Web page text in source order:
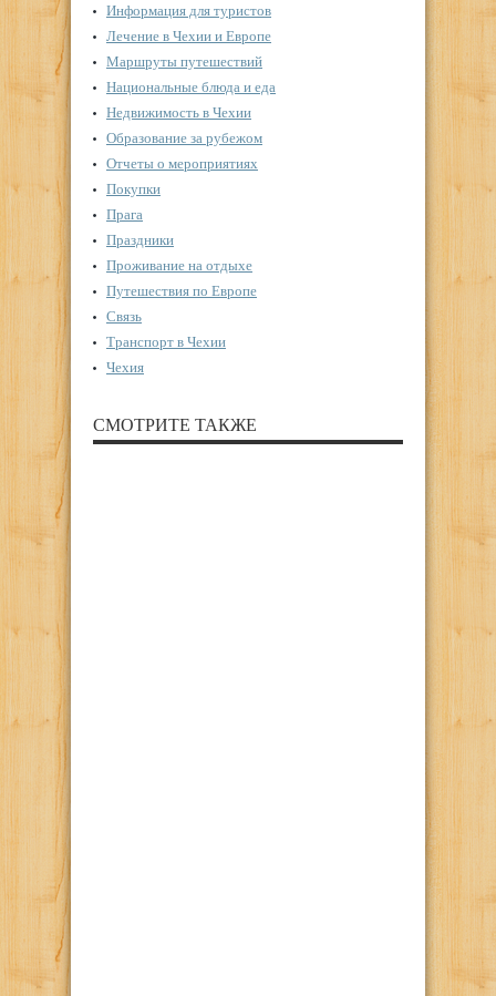
Информация для туристов
Лечение в Чехии и Европе
Маршруты путешествий
Национальные блюда и еда
Недвижимость в Чехии
Образование за рубежом
Отчеты о мероприятиях
Покупки
Прага
Праздники
Проживание на отдыхе
Путешествия по Европе
Связь
Транспорт в Чехии
Чехия
СМОТРИТЕ ТАКЖЕ